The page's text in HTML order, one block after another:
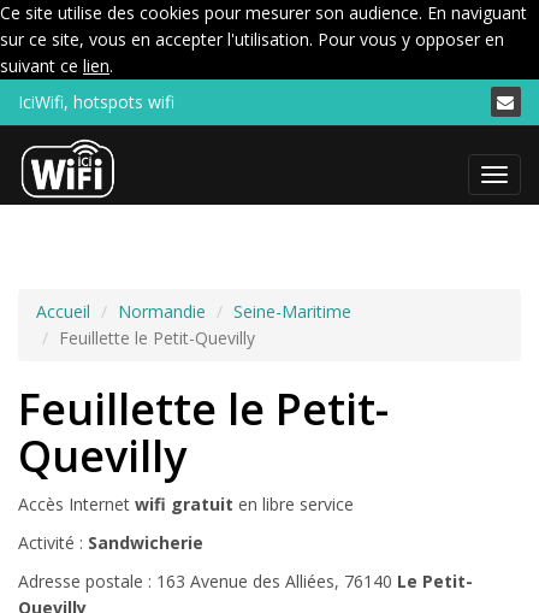
Ce site utilise des cookies pour mesurer son audience. En naviguant
sur ce site, vous en accepter l'utilisation. Pour vous y opposer en
suivant ce lien.
IciWifi, hotspots wifi
Menu
Accueil Normandie
Seine-Maritime
Feuillette le Petit-Quevilly
Feuillette le Petit-
Quevilly
Accès Internet wifi gratuit en libre service
Activité : Sandwicherie
Adresse postale : 163 Avenue des Alliées, 76140 Le Petit-
Quevilly